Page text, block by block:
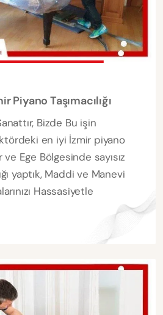
Piyano Taşımacılığı
Bizde Bu işin
en iyi İzmir piyano
ve Ege Bölgesinde sayısız
yaptık, Maddi ve Manevi
Hassasiyetle